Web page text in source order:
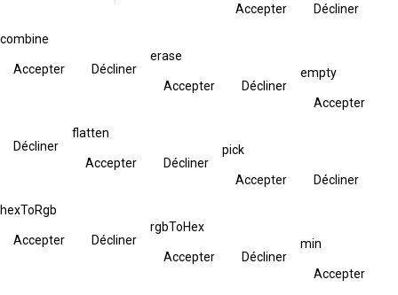
Accepter Décliner
combine
Accepter Décliner
erase
Accepter Décliner
empty
Accepter
Décliner
flatten
Accepter Décliner
pick
Accepter Décliner
hexToRgb
Accepter Décliner
rgbToHex
Accepter Décliner
min
Accepter